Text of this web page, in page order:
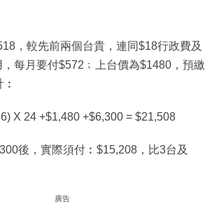
，較先前兩個台貴，連同$18行政費及
每月要付$572﹔上台價為$1480，預繳
X 24 +$1,480 +$6,300 = $21,508
後，實際須付︰$15,208，比3台及
廣告